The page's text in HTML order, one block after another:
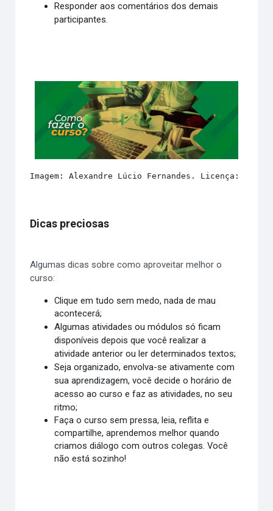
Responder aos comentários dos demais
participantes.
Imagem: Alexandre Lúcio Fernandes. Licença:
Dicas preciosas
Algumas dicas sobre como aproveitar melhor o
curso:
Clique em tudo sem medo, nada de mau
acontecerá;
Algumas atividades ou módulos só ficam
disponíveis depois que você realizar a
atividade anterior ou ler determinados textos;
Seja organizado, envolva-se ativamente com
sua aprendizagem, você decide o horário de
acesso ao curso e faz as atividades, no seu
ritmo;
Faça o curso sem pressa, leia, reflita e
compartilhe, aprendemos melhor quando
criamos diálogo com outros colegas. Você
não está sozinho!